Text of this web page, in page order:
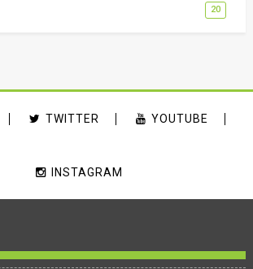
20
TWITTER YOUTUBE
INSTAGRAM